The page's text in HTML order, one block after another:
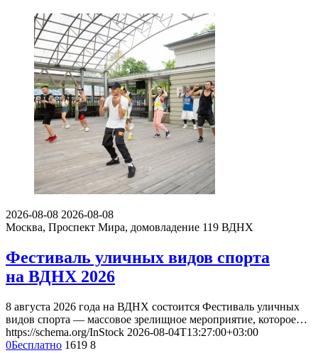
2026-08-08 2026-08-08
Москва, Проспект Мира, домовладение 119 ВДНХ
Фестиваль уличных видов спорта
на ВДНХ 2026
8 августа 2026 года на ВДНХ состоится Фестиваль уличных
видов спорта — массовое зрелищное мероприятие, которое…
https://schema.org/InStock 2026-08-04T13:27:00+03:00
0Бесплатно 1619 8